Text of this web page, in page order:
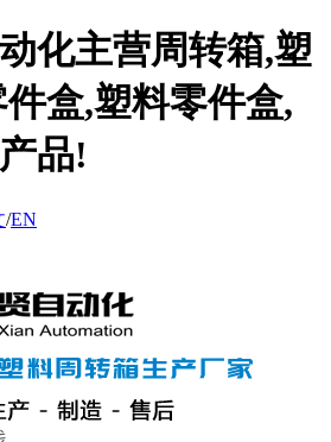
化主营周转箱,塑
盒,塑料零件盒,
品!
/EN